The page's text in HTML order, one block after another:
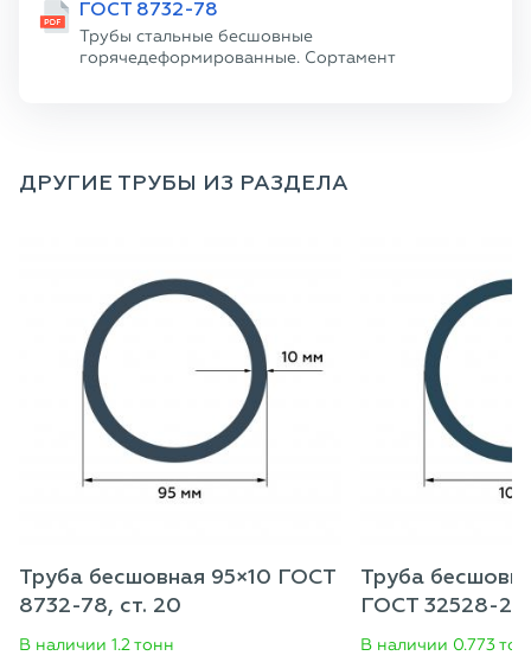
ГОСТ 8732-78
Трубы стальные бесшовные
горячедеформированные. Сортамент
ДРУГИЕ ТРУБЫ ИЗ РАЗДЕЛА
Труба бесшовная 95×10 ГОСТ
8732-78, ст. 20
В наличии 1.2 тонн
Труба
ГОСТ 32528-
В наличии 0.773